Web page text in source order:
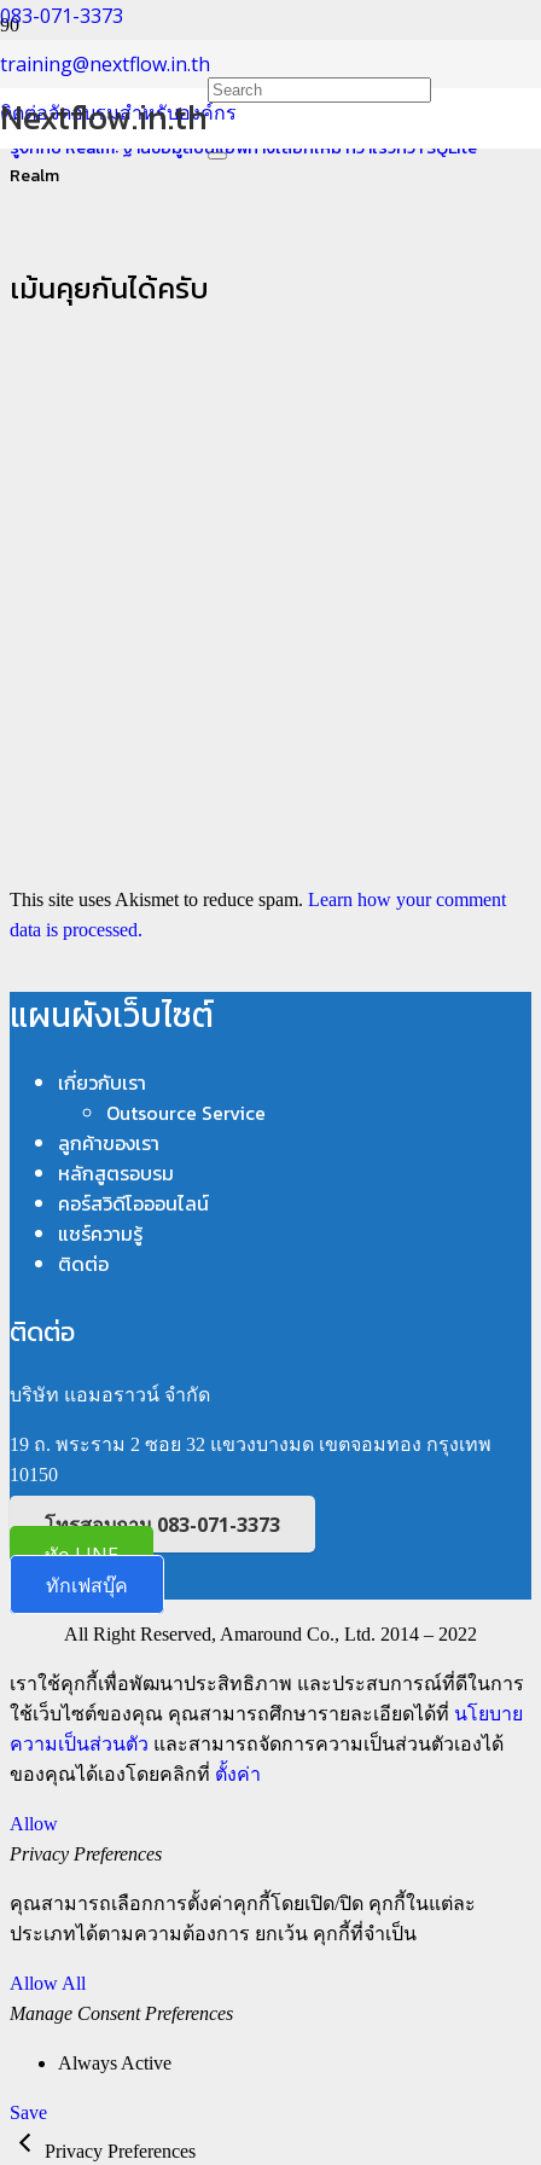
083-071-3373
training@nextflow.in.th
ติดต่อจัดอบรมสำหรับองค์กร
Nextflow.in.th
Realm
Home
รู้จักกับ Realm: ฐานข้อมูลบนแอพทางเลือกใหม่ ที่ว่าเร็วกว่า SQLite
Realm
เม้นคุยกันได้ครับ
This site uses Akismet to reduce spam. Learn how your comment
data is processed.
แผนผังเว็บไซต์
เกี่ยวกับเรา
Outsource Service
ลูกค้าของเรา
หลักสูตรอบรม
คอร์สวิดีโอออนไลน์
แชร์ความรู้
ติดต่อ
ติดต่อ
บริษัท แอมอราวน์ จำกัด
19 ถ. พระราม 2 ซอย 32 แขวงบางมด เขตจอมทอง กรุงเทพ
10150
โทรสอบถาม 083-071-3373
ทัก LINE
ทักเฟสบุ๊ค
All Right Reserved, Amaround Co., Ltd. 2014 – 2022
เราใช้คุกกี้เพื่อพัฒนาประสิทธิภาพ และประสบการณ์ที่ดีในการ
ใช้เว็บไซต์ของคุณ คุณสามารถศึกษารายละเอียดได้ที่ นโยบาย
ความเป็นส่วนตัว และสามารถจัดการความเป็นส่วนตัวเองได้
ของคุณได้เองโดยคลิกที่ ตั้งค่า
Allow
Privacy Preferences
คุณสามารถเลือกการตั้งค่าคุกกี้โดยเปิด/ปิด คุกกี้ในแต่ละ
ประเภทได้ตามความต้องการ ยกเว้น คุกกี้ที่จำเป็น
Allow All
Manage Consent Preferences
Always Active
Save
Privacy Preferences